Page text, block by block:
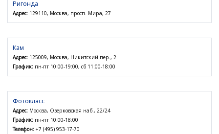
Ригонда
Адрес: 129110, Москва, просп. Мира, 27
Кам
Адрес: 125009, Москва, Никитский пер., 2
График: пн-пт 10:00-19:00, сб 11:00-18:00
Фотокласс
Адрес: Москва, Озерковская наб., 22/24
График: пн-пт 10:00-18:00
Телефон: +7 (495) 953-17-70